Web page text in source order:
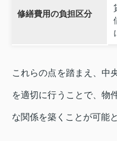
修繕費用の負担区分
これらの点を踏まえ、中
を適切に行うことで、物
な関係を築くことが可能